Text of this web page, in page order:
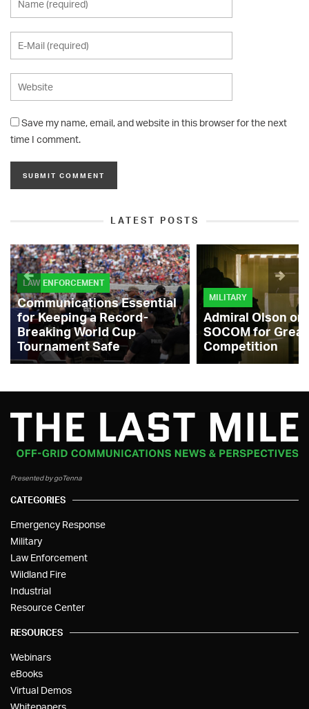
Save my name, email, and website in this browser for the next
time I comment.
LATEST POSTS
LAW ENFORCEMENT
Communications Essential
for Keeping a Record-
Breaking World Cup
Tournament Safe
MILITARY
Admiral Olson
SOCOM for
Competition
Presented by goTenna
CATEGORIES
Emergency Response
Military
Law Enforcement
Wildland Fire
Industrial
Resource Center
RESOURCES
Webinars
eBooks
Virtual Demos